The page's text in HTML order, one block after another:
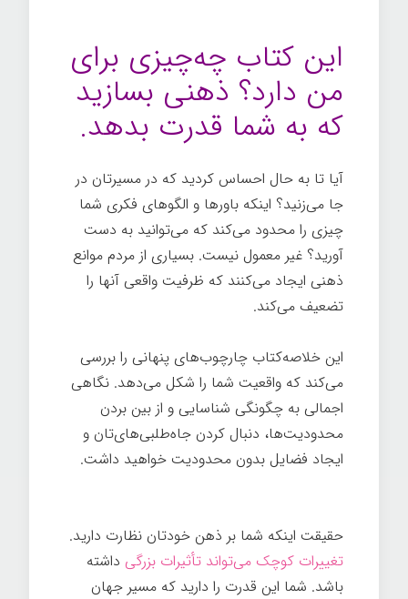
این کتاب چه‌چیزی برای
من دارد؟ ذهنی بسازید
که به شما قدرت بدهد.
آیا تا به حال احساس کردید که در مسیرتان در
جا می‌زنید؟ اینکه باورها و الگوهای فکری شما
چیزی را محدود می‌کند که می‌توانید به دست
آورید؟ غیر معمول نیست. بسیاری از مردم موانع
ذهنی ایجاد می‌کنند که ظرفیت واقعی آنها را
تضعیف می‌کند.
این خلاصه‌کتاب چارچوب‌های پنهانی را بررسی
می‌کند که واقعیت شما را شکل می‌دهد. نگاهی
اجمالی به چگونگی شناسایی و از بین بردن
محدودیت‌ها، دنبال کردن جاه‌طلبی‌های‌تان و
ایجاد فضایل بدون محدودیت خواهید داشت.
حقیقت اینکه شما بر ذهن خودتان نظارت دارید.
تغییرات کوچک می‌تواند تأثیرات بزرگی داشته
باشد. شما این قدرت را دارید که مسیر جهان